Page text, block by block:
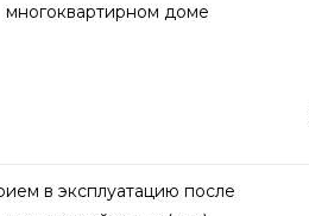
многоквартирном доме
в эксплуатацию после